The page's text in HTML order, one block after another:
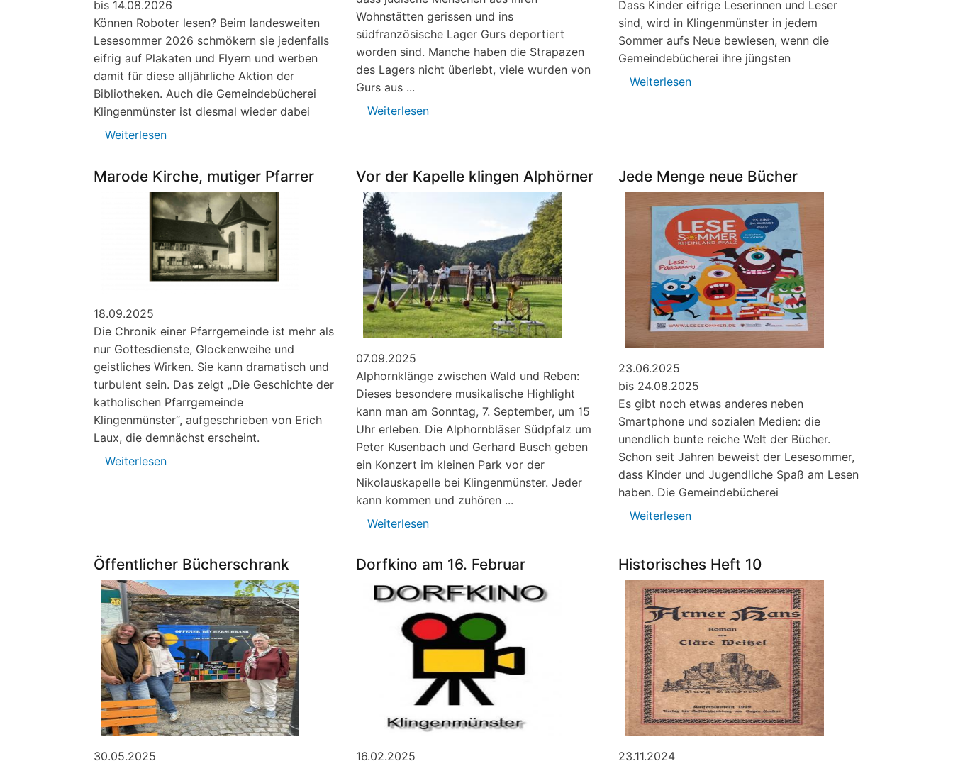
bis 14.08.2026
Können Roboter lesen? Beim landesweiten
Lesesommer 2026 schmökern sie jedenfalls
eifrig auf Plakaten und Flyern und werben
damit für diese alljährliche Aktion der
Bibliotheken. Auch die Gemeindebücherei
Klingenmünster ist diesmal wieder dabei
Weiterlesen
ist
Bücherzeit
Wohnstätten gerissen und ins
südfranzösische Lager Gurs deportiert
worden sind. Manche haben die Strapazen
des Lagers nicht überlebt, viele wurden von
Gurs aus ...
Weiterlesenüber
Ortsgeschichte
Dass Kinder eifrige Leserinnen und Leser
sind, wird in Klingenmünster in jedem
Sommer aufs Neue bewiesen, wenn die
Gemeindebücherei ihre jüngsten
Weiterlesenüber
verschlungen
Marode Kirche, mutiger Pfarrer
18.09.2025
Die Chronik einer Pfarrgemeinde ist mehr als
nur Gottesdienste, Glockenweihe und
geistliches Wirken. Sie kann dramatisch und
turbulent sein. Das zeigt „Die Geschichte der
katholischen Pfarrgemeinde
Klingenmünster“, aufgeschrieben von Erich
Laux, die demnächst erscheint.
Weiterlesen
Vor der Kapelle klingen Alphörner
07.09.2025
Alphornklänge zwischen Wald und Reben:
Dieses besondere musikalische Highlight
kann man am Sonntag, 7. September, um 15
Uhr erleben. Die Alphornbläser Südpfalz um
Peter Kusenbach und Gerhard Busch geben
ein Konzert im kleinen Park vor der
Nikolauskapelle bei Klingenmünster. Jeder
kann kommen und zuhören ...
Weiterlesenüber
der
klingen
Alphörner
Jede Menge neue Bücher
23.06.2025
bis 24.08.2025
Es gibt noch etwas anderes neben
Smartphone und sozialen Medien: die
unendlich bunte reiche Welt der Bücher.
Schon seit Jahren beweist der Lesesommer,
dass Kinder und Jugendliche Spaß am Lesen
haben. Die Gemeindebücherei
Weiterlesenüber
neue
Bücher
Öffentlicher Bücherschrank
30.05.2025
Dorfkino am 16. Februar
16.02.2025
Historisches Heft 10
23.11.2024